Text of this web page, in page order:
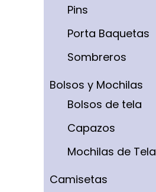
Pins
Porta Baquetas
Sombreros
Bolsos y Mochilas
Bolsos de tela
Capazos
Mochilas de Tela
Camisetas